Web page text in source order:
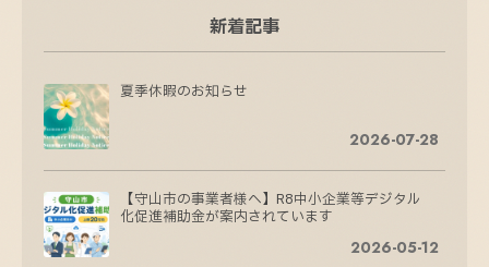
新着記事
夏季休暇のお知らせ
2026-07-28
【守山市の事業者様へ】R8中小企業等デジタル
化促進補助金が案内されています
2026-05-12